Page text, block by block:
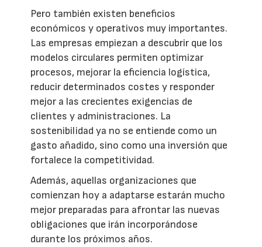
Pero también existen beneficios
económicos y operativos muy importantes.
Las empresas empiezan a descubrir que los
modelos circulares permiten optimizar
procesos, mejorar la eficiencia logística,
reducir determinados costes y responder
mejor a las crecientes exigencias de
clientes y administraciones. La
sostenibilidad ya no se entiende como un
gasto añadido, sino como una inversión que
fortalece la competitividad.
Además, aquellas organizaciones que
comienzan hoy a adaptarse estarán mucho
mejor preparadas para afrontar las nuevas
obligaciones que irán incorporándose
durante los próximos años.